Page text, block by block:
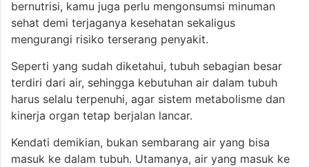
bernutrisi, kamu juga perlu mengonsumsi minuman
sehat demi terjaganya kesehatan sekaligus
mengurangi risiko terserang penyakit.
Seperti yang sudah diketahui, tubuh sebagian besar
terdiri dari air, sehingga kebutuhan air dalam tubuh
harus selalu terpenuhi, agar sistem metabolisme dan
kinerja organ tetap berjalan lancar.
Kendati demikian, bukan sembarang air yang bisa
masuk ke dalam tubuh. Utamanya, air yang masuk ke